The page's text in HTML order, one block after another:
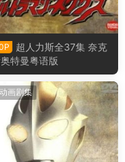
超人力斯全37集 奈克
特曼粤语版
画剧集